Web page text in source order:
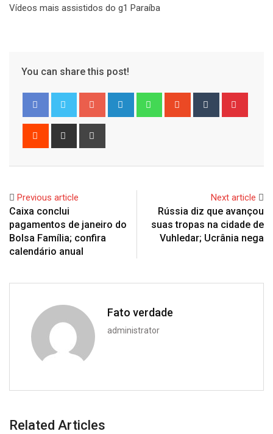
Vídeos mais assistidos do g1 Paraíba
You can share this post!
Google+ LinkedIn WhatsappStumbleUpon
Tumblr
Reddit
Share
Previous article
Caixa conclui
pagamentos de janeiro do
Bolsa Família; confira
calendário anual
Next article
Rússia diz que avançou
suas tropas na cidade de
Vuhledar; Ucrânia nega
Fato verdade
administrator
Related Articles